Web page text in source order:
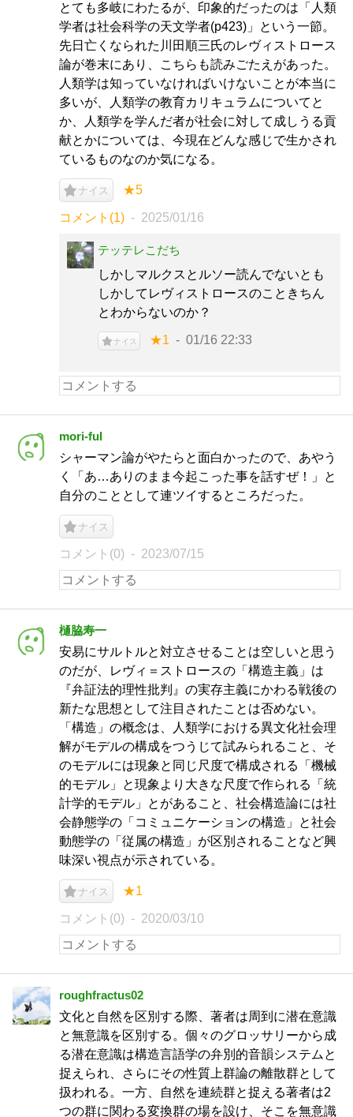
とても多岐にわたるが、印象的だったのは「人類
学者は社会科学の天文学者(p423)」という一節。
先日亡くなられた川田順三氏のレヴィストロース
論が巻末にあり、こちらも読みごたえがあった。
人類学は知っていなければいけないことが本当に
多いが、人類学の教育カリキュラムについてと
か、人類学を学んだ者が社会に対して成しうる貢
献とかについては、今現在どんな感じで生かされ
ているものなのか気になる。
ナイス ★5
コメント(1) 2025/01/16
テッテレこだち
しかしマルクスとルソー読んでないとも
しかしてレヴィストロースのこときちん
とわからないのか？
ナイス ★1 01/16 22:33
mori-ful
シャーマン論がやたらと面白かったので、あやう
く「あ…ありのまま今起こった事を話すぜ！」と
自分のこととして連ツイするところだった。
ナイス
コメント(0) 2023/07/15
樋脇寿一
安易にサルトルと対立させることは空しいと思う
のだが、レヴィ＝ストロースの「構造主義」は
『弁証法的理性批判』の実存主義にかわる戦後の
新たな思想として注目されたことは否めない。
「構造」の概念は、人類学における異文化社会理
解がモデルの構成をつうじて試みられること、そ
のモデルには現象と同じ尺度で構成される「機械
的モデル」と現象より大きな尺度で作られる「統
計学的モデル」とがあること、社会構造論には社
会静態学の「コミュニケーションの構造」と社会
動態学の「従属の構造」が区別されることなど興
味深い視点が示されている。
ナイス ★1
コメント(0) 2020/03/10
roughfractus02
文化と自然を区別する際、著者は周到に潜在意識
と無意識を区別する。個々のグロッサリーから成
る潜在意識は構造言語学の弁別的音韻システムと
捉えられ、さらにその性質上群論の離散群として
扱われる。一方、自然を連続群と捉える著者は2
つの群に関わる変換群の場を設け、そこを無意識